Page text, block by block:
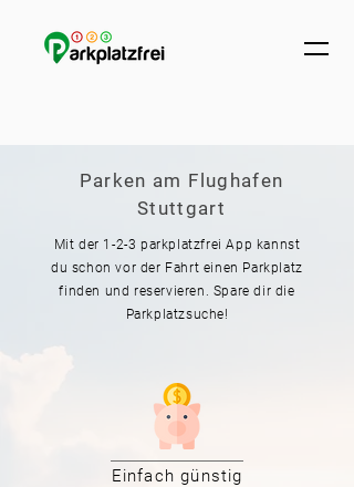
Parken am Flughafen
Stuttgart
Mit der 1-2-3 parkplatzfrei App kannst
du schon vor der Fahrt einen Parkplatz
finden und reservieren. Spare dir die
Parkplatzsuche!
Einfach günstig